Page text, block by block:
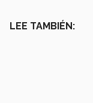
LEE TAMBIÉN: